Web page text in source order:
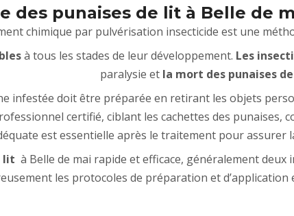
des punaises de lit à Belle de
chimique par pulvérisation insecticide est une
à tous les stades de leur développement. Les
paralysie et la mort des punaises
infestée doit être préparée en retirant les objets
certifié, ciblant les cachettes des punaises,
est essentielle après le traitement pour assurer
lit à Belle de mai rapide et efficace, généralement
les protocoles de préparation et